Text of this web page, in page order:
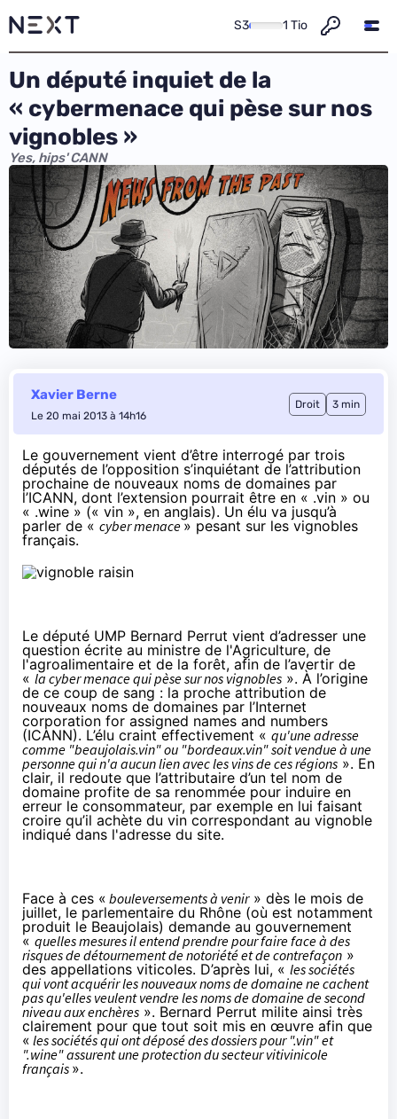
S3 1 Tio
Un député inquiet de la
« cybermenace qui pèse sur nos
vignobles »
Yes, hips' CANN
Xavier Berne
Le 20 mai 2013 à 14h16
Droit 3 min
Le gouvernement vient d’être interrogé par trois
députés de l’opposition s’inquiétant de l’attribution
prochaine de nouveaux noms de domaines par
l’ICANN, dont l’extension pourrait être en « .vin » ou
« .wine » (« vin », en anglais). Un élu va jusqu’à
parler de « cyber menace» pesant sur les vignobles
français.
Le député UMP Bernard Perrut vient d’adresser une
question écrite au ministre de l'Agriculture, de
l'agroalimentaire et de la forêt, afin de l’avertir de
« la cyber menace qui pèse sur nos vignobles ». À l’origine
de ce coup de sang : la proche attribution de
nouveaux noms de domaines par l’Internet
corporation for assigned names and numbers
(ICANN). L’élu craint effectivement « qu'une adresse
comme "beaujolais.vin" ou "bordeaux.vin" soit vendue à une
personne qui n'a aucun lien avec les vins de ces régions ». En
clair, il redoute que l’attributaire d’un tel nom de
domaine profite de sa renommée pour induire en
erreur le consommateur, par exemple en lui faisant
croire qu’il achète du vin correspondant au vignoble
indiqué dans l'adresse du site.
Face à ces « bouleversements à venir» dès le mois de
juillet, le parlementaire du Rhône (où est notamment
produit le Beaujolais) demande au gouvernement
« quelles mesures il entend prendre pour faire face à des
risques de détournement de notoriété et de contrefaçon »
des appellations viticoles. D’après lui, « les sociétés
qui vont acquérir les nouveaux noms de domaine ne cachent
pas qu'elles veulent vendre les noms de domaine de second
niveau aux enchères ». Bernard Perrut milite ainsi très
clairement pour que tout soit mis en œuvre afin que
« les sociétés qui ont déposé des dossiers pour ".vin" et
".wine" assurent une protection du secteur vitivinicole
français ».